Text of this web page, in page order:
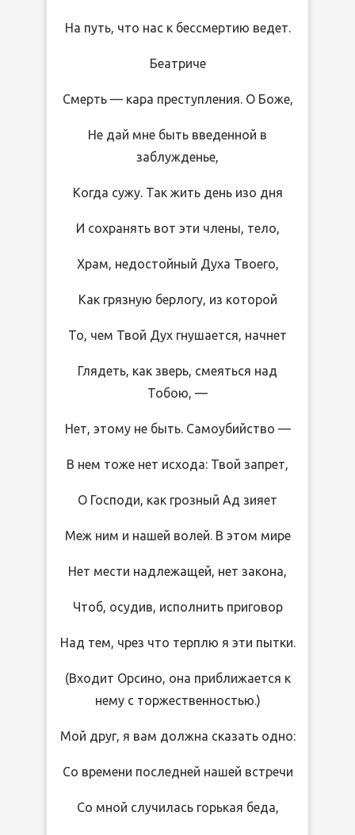
На путь, что нас к бессмертию ведет.
Беатриче
Смерть — кара преступления. О Боже,
Не дай мне быть введенной в
заблужденье,
Когда сужу. Так жить день изо дня
И сохранять вот эти члены, тело,
Храм, недостойный Духа Твоего,
Как грязную берлогу, из которой
То, чем Твой Дух гнушается, начнет
Глядеть, как зверь, смеяться над
Тобою, —
Нет, этому не быть. Самоубийство —
В нем тоже нет исхода: Твой запрет,
О Господи, как грозный Ад зияет
Меж ним и нашей волей. В этом мире
Нет мести надлежащей, нет закона,
Чтоб, осудив, исполнить приговор
Над тем, чрез что терплю я эти пытки.
(Входит Орсино, она приближается к
нему с торжественностью.)
Мой друг, я вам должна сказать одно:
Со времени последней нашей встречи
Со мной случилась горькая беда,